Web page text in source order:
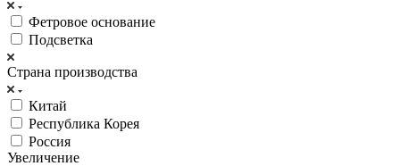
Фетровое основание
Подсветка
Страна производства
Китай
Республика Корея
Россия
Увеличение